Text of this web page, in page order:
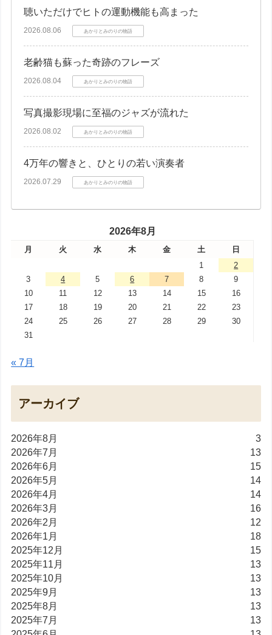
聴いただけでヒトの運動機能も高まった
2026.08.06 あかりとみのりの物語
老齢猫も蘇った奇跡のフレーズ
2026.08.04 あかりとみのりの物語
写真撮影現場に至福のジャズが流れた
2026.08.02 あかりとみのりの物語
4万年の響きと、ひとりの若い演奏者
2026.07.29 あかりとみのりの物語
2026年8月
月 火 水 木 金 土
日
1
2
3
4 5 6 7 8
9
10
11 12 13 14 15
16
17
18 19 20 21 22
23
24
25 26 27 28 29
30
31
« 7月
アーカイブ
2026年8月
3
2026年7月
13
2026年6月
15
2026年5月
14
2026年4月
14
2026年3月
16
2026年2月
12
2026年1月
18
2025年12月
15
2025年11月
13
2025年10月
13
2025年9月
13
2025年8月
13
2025年7月
13